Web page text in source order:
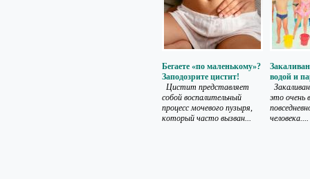
Бегаете «по маленькому»?
Заподозрите цистит!
Цистит представляет
собой воспалительный
процесс мочевого пузыря,
который часто вызван...
водой и
это
человека....